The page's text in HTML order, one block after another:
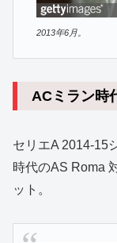
2013年6月。
ACミラン時
セリエA 2014-15
時代のAS Roma
ット。